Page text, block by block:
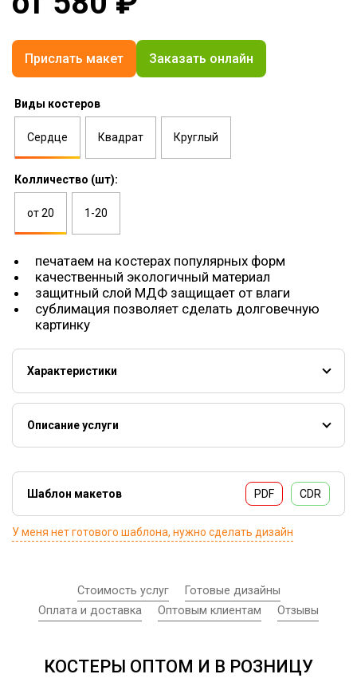
Прислать макет Заказать онлайн
Виды костеров
Сердце Квадрат Круглый
Колличество (шт):
от 20 1-20
печатаем на костерах популярных форм
качественный экологичный материал
защитный слой МДФ защищает от влаги
сублимация позволяет сделать долговечную
картинку
Характеристики
Костеры
Вес
Материал
МДФ с пробковой основой
Метод нанесения
Сублимация
93х93 мм
Описание услуги
bierdeckel) или другое наименование бирматы (англ.
beermat) - подставки под кружки, бокалы, пивные
стаканы. Такие подставки используют не только для
того, чтобы сохранить мебель и повысить эстетику, но и
как рекламные инструменты, повышающие лояльность
Шаблон макетов PDF CDR
У меня нет готового шаблона, нужно сделать дизайн
Стоимость услуг
Готовые дизайны
Оплата и доставка
Оптовым клиентам Отзывы
КОСТЕРЫ ОПТОМ И В РОЗНИЦУ